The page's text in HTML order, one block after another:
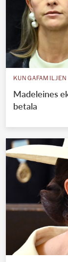
KUNGAFAMILJEN
Madeleines
betala